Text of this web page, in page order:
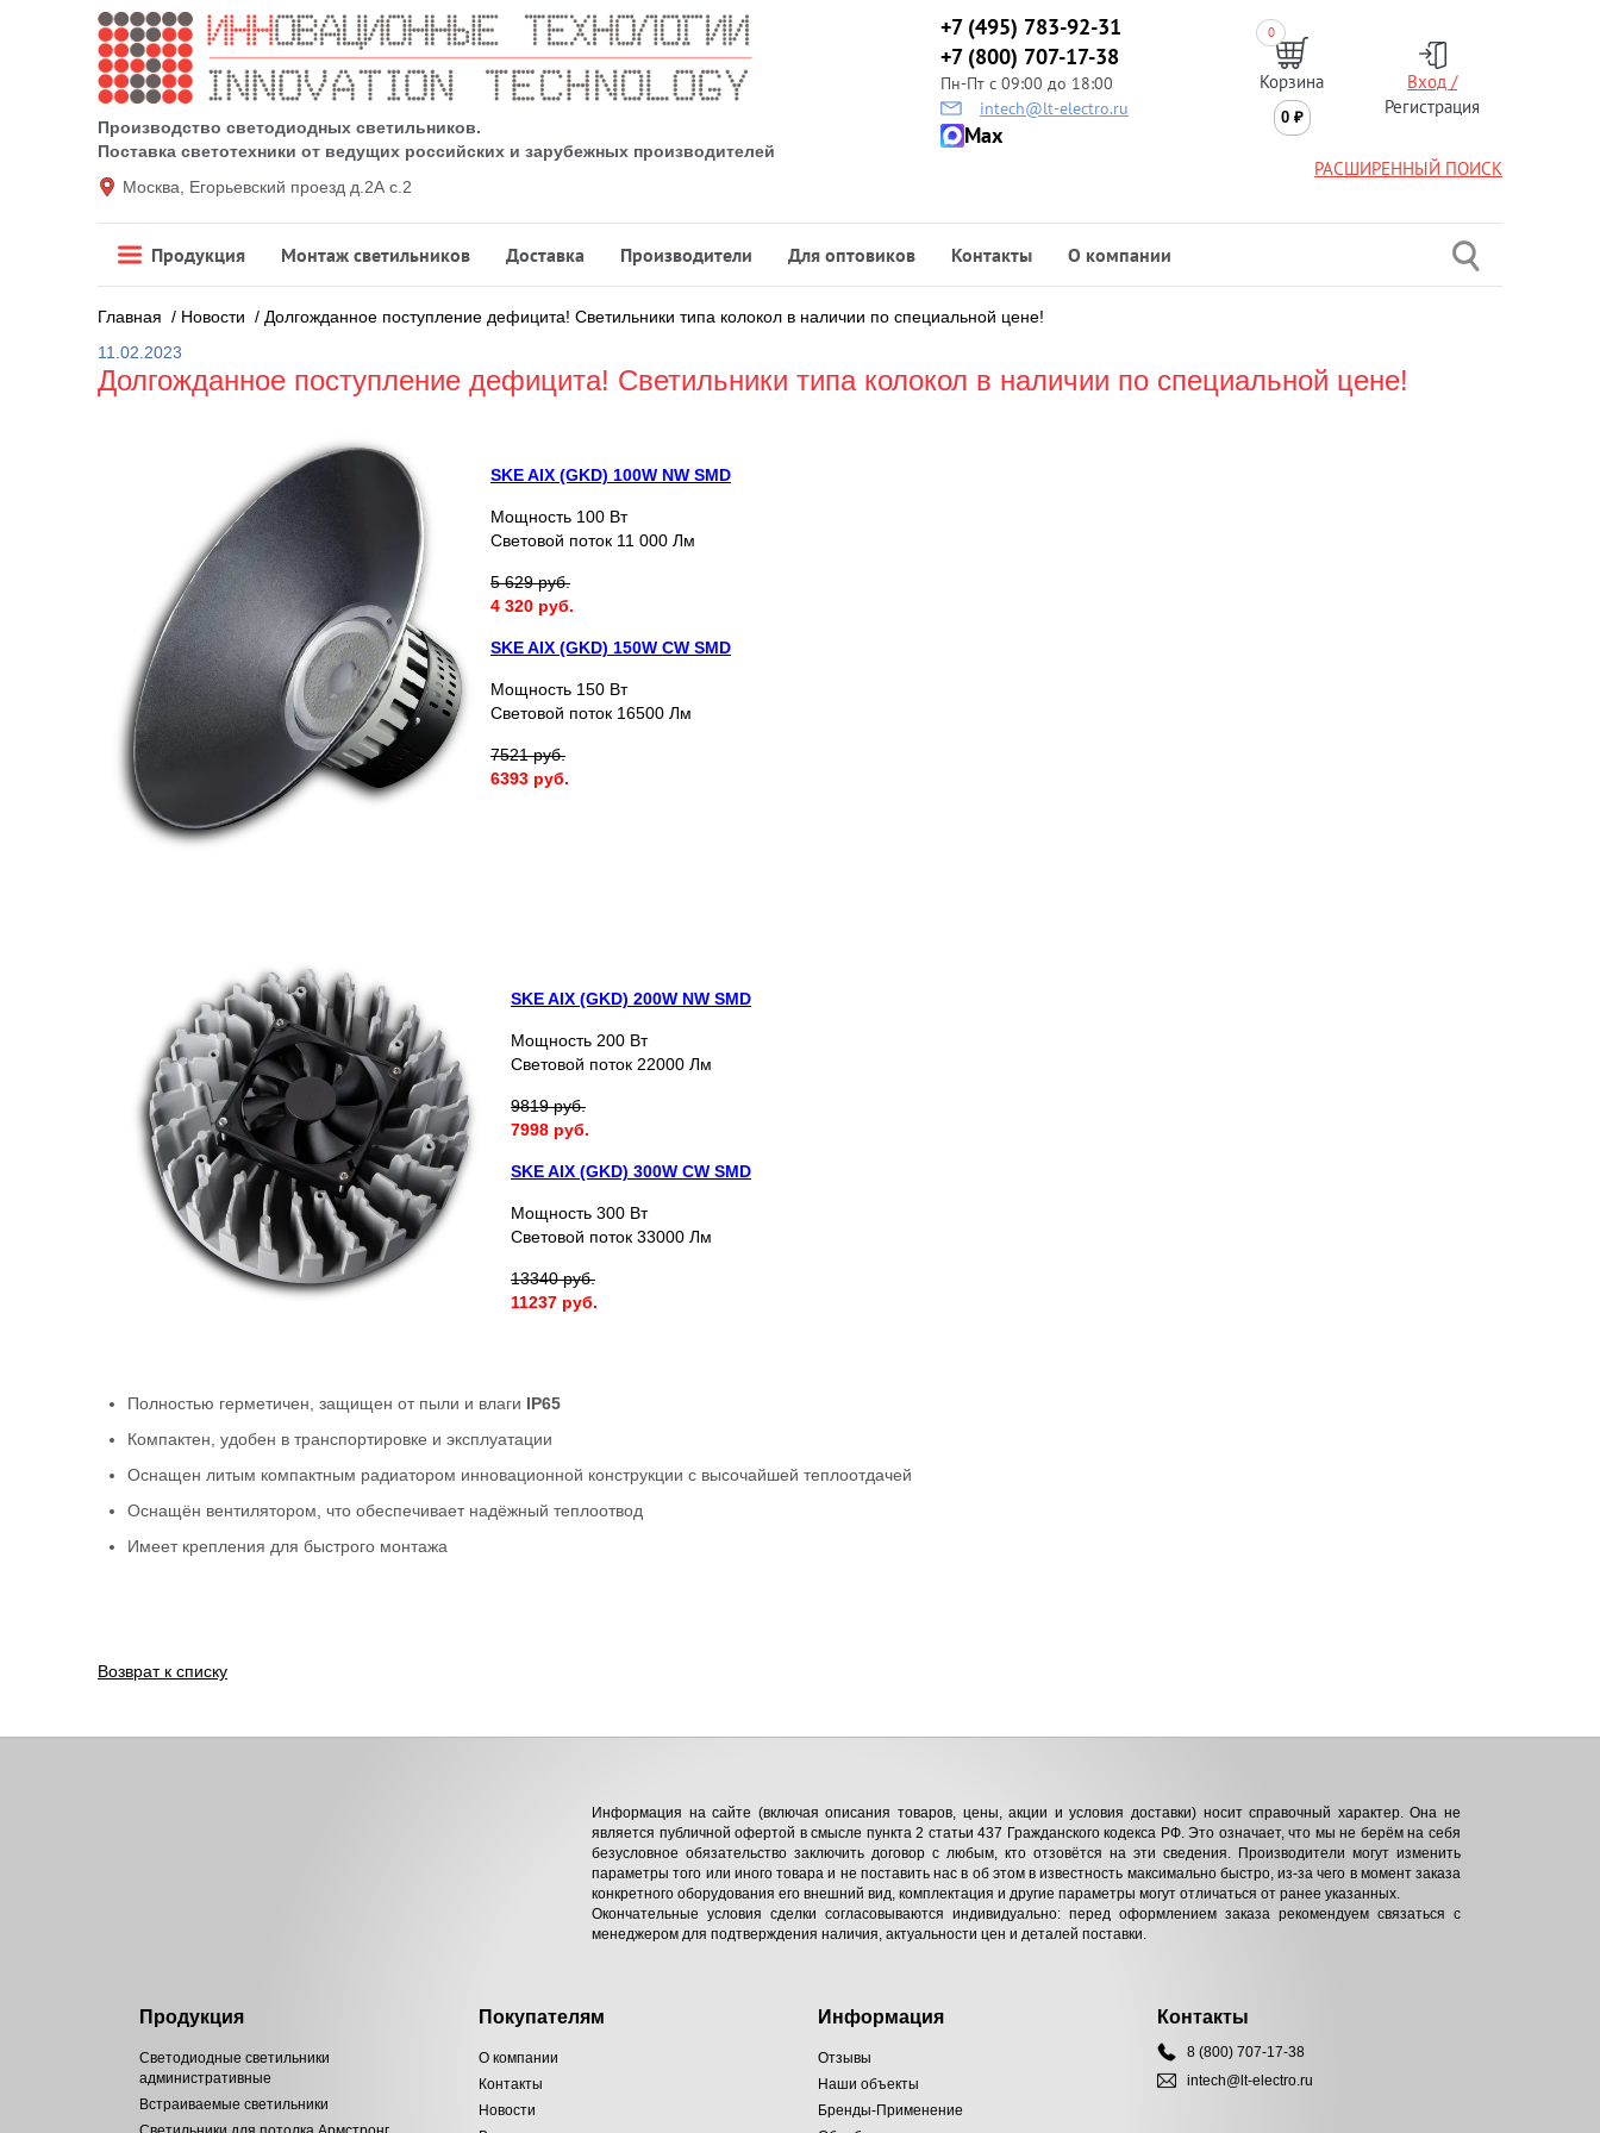
Производство светодиодных светильников.
Поставка светотехники от ведущих российских и зарубежных производителей
Москва, Егорьевский проезд д.2А с.2
+7 (495) 783-92-31
+7 (800) 707-17-38
Пн-Пт с 09:00 до 18:00
intech@lt-electro.ru
Max
0
Корзина
0 ₽
Вход /
Регистрация
РАСШИРЕННЫЙ ПОИСК
Продукция Монтаж светильников Доставка Производители Для оптовиков Контакты О компании
Главная / Новости / Долгожданное поступление дефицита! Светильники типа колокол в наличии по специальной цене!
11.02.2023
Долгожданное поступление дефицита! Светильники типа колокол в наличии по специальной цене!
SKE AIX (GKD) 100W NW SMD
Мощность 100 Вт
Световой поток 11 000 Лм
5 629 руб.
4 320 руб.
SKE AIX (GKD) 150W CW SMD
Мощность 150 Вт
Световой поток 16500 Лм
7521 руб.
6393 руб.
SKE AIX (GKD) 200W NW SMD
Мощность 200 Вт
Световой поток 22000 Лм
9819 руб.
7998 руб.
SKE AIX (GKD) 300W СW SMD
Мощность 300 Вт
Световой поток 33000 Лм
13340 руб.
11237 руб.
Полностью герметичен, защищен от пыли и влаги IP65
Компактен, удобен в транспортировке и эксплуатации
Оснащен литым компактным радиатором инновационной конструкции с высочайшей теплоотдачей
Оснащён вентилятором, что обеспечивает надёжный теплоотвод
Имеет крепления для быстрого монтажа
Возврат к списку
Информация на сайте (включая описания товаров, цены, акции и условия доставки) носит справочный характер. Она не
является публичной офертой в смысле пункта 2 статьи 437 Гражданского кодекса РФ. Это означает, что мы не берём на себя
безусловное обязательство заключить договор с любым, кто отзовётся на эти сведения. Производители могут изменить
параметры того или иного товара и не поставить нас в об этом в известность максимально быстро, из-за чего в момент заказа
конкретного оборудования его внешний вид, комплектация и другие параметры могут отличаться от ранее указанных.
Окончательные условия сделки согласовываются индивидуально: перед оформлением заказа рекомендуем связаться с
менеджером для подтверждения наличия, актуальности цен и деталей поставки.
Продукция
Светодиодные светильники
административные
Встраиваемые светильники
Покупателям
О компании
Контакты
Новости
Информация
Отзывы
Наши объекты
Бренды-Применение
Контакты
8 (800) 707-17-38
intech@lt-electro.ru